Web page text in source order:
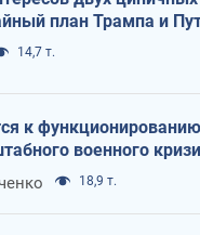
план Трампа и
14,7 т.
к
военного
18,9 т.